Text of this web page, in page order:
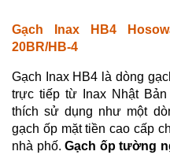
Gạch Inax HB4
20BR/HB-4
Gạch Inax HB4 là dòng
trực tiếp từ Inax Nhật
thích sử dụng như một
gạch ốp mặt tiền cao cấp
nhà phố.Gạch ốp tường